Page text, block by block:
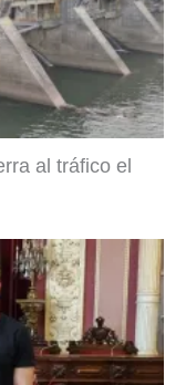
al tráfico el